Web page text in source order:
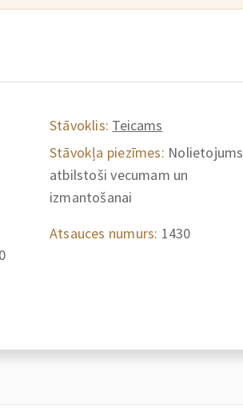
Stāvoklis: Teicams
Stāvokļa piezīmes: Nolietojums
atbilstoši vecumam un
izmantošanai
Atsauces numurs: 1430